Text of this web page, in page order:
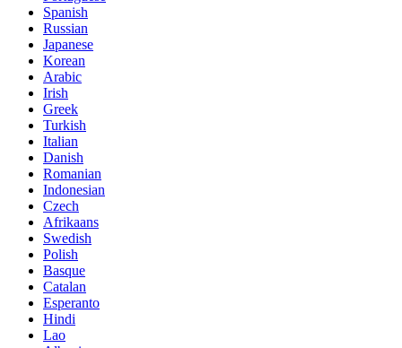
Spanish
Russian
Japanese
Korean
Arabic
Irish
Greek
Turkish
Italian
Danish
Romanian
Indonesian
Czech
Afrikaans
Swedish
Polish
Basque
Catalan
Esperanto
Hindi
Lao